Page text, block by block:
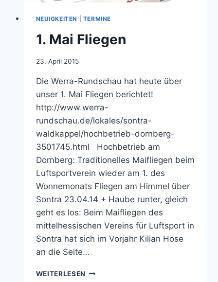
NEUIGKEITEN TERMINE
1. Mai Fliegen
Von
23. April 2015
Die Werra-Rundschau hat heute über
unser 1. Mai Fliegen berichtet!
http://www.werra-
rundschau.de/lokales/sontra-
waldkappel/hochbetrieb-dornberg-
3501745.html Hochbetrieb am
Dornberg: Traditionelles Maifliegen beim
Luftsportverein wieder am 1. des
Wonnemonats Fliegen am Himmel über
Sontra 23.04.14 + Haube runter, gleich
geht es los: Beim Maifliegen des
mittelhessischen Vereins für Luftsport in
Sontra hat sich im Vorjahr Kilian Hose
an die Seite…
WEITERLESEN